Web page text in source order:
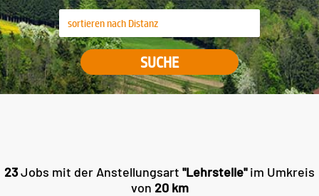
SUCHE
23Jobs mit der Anstellungsart "Lehrstelle"im Umkreis
von 20 km